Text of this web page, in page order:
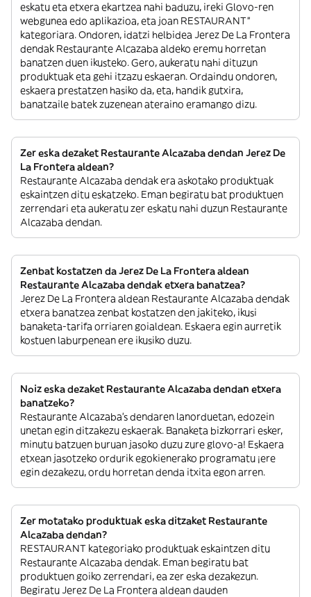
eskatu eta etxera ekartzea nahi baduzu, ireki Glovo-ren
webgunea edo aplikazioa, eta joan RESTAURANT”
kategoriara. Ondoren, idatzi helbidea Jerez De La Frontera
dendak Restaurante Alcazaba aldeko eremu horretan
banatzen duen ikusteko. Gero, aukeratu nahi dituzun
produktuak eta gehi itzazu eskaeran. Ordaindu ondoren,
eskaera prestatzen hasiko da, eta, handik gutxira,
banatzaile batek zuzenean ateraino eramango dizu.
Zer eska dezaket Restaurante Alcazaba dendan Jerez De
La Frontera aldean?
Restaurante Alcazaba dendak era askotako produktuak
eskaintzen ditu eskatzeko. Eman begiratu bat produktuen
zerrendari eta aukeratu zer eskatu nahi duzun Restaurante
Alcazaba dendan.
Zenbat kostatzen da Jerez De La Frontera aldean
Restaurante Alcazaba dendak etxera banatzea?
Jerez De La Frontera aldean Restaurante Alcazaba dendak
etxera banatzea zenbat kostatzen den jakiteko, ikusi
banaketa-tarifa orriaren goialdean. Eskaera egin aurretik
kostuen laburpenean ere ikusiko duzu.
Noiz eska dezaket Restaurante Alcazaba dendan etxera
banatzeko?
Restaurante Alcazaba’s dendaren lanorduetan, edozein
unetan egin ditzakezu eskaerak. Banaketa bizkorrari esker,
minutu batzuen buruan jasoko duzu zure glovo-a! Eskaera
etxean jasotzeko ordurik egokienerako programatu ¡ere
egin dezakezu, ordu horretan denda itxita egon arren.
Zer motatako produktuak eska ditzaket Restaurante
Alcazaba dendan?
RESTAURANT kategoriako produktuak eskaintzen ditu
Restaurante Alcazaba dendak. Eman begiratu bat
produktuen goiko zerrendari, ea zer eska dezakezun.
Begiratu Jerez De La Frontera aldean dauden